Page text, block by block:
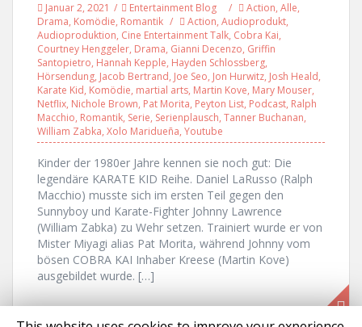
Januar 2, 2021 Entertainment Blog Action, Alle,
Drama, Komödie, Romantik Action, Audioprodukt,
Audioproduktion, Cine Entertainment Talk, Cobra Kai,
Courtney Henggeler, Drama, Gianni Decenzo, Griffin
Santopietro, Hannah Kepple, Hayden Schlossberg,
Hörsendung, Jacob Bertrand, Joe Seo, Jon Hurwitz, Josh Heald,
Karate Kid, Komödie, martial arts, Martin Kove, Mary Mouser,
Netflix, Nichole Brown, Pat Morita, Peyton List, Podcast, Ralph
Macchio, Romantik, Serie, Serienplausch, Tanner Buchanan,
William Zabka, Xolo Maridueña, Youtube
Kinder der 1980er Jahre kennen sie noch gut: Die
legendäre KARATE KID Reihe. Daniel LaRusso (Ralph
Macchio) musste sich im ersten Teil gegen den
Sunnyboy und Karate-Fighter Johnny Lawrence
(William Zabka) zu Wehr setzen. Trainiert wurde er von
Mister Miyagi alias Pat Morita, während Johnny vom
bösen COBRA KAI Inhaber Kreese (Martin Kove)
ausgebildet wurde. […]